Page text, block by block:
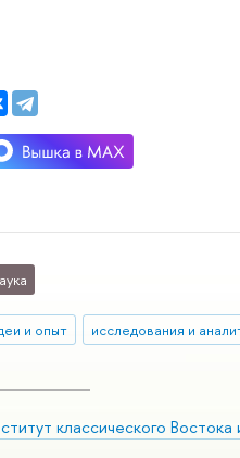
и опыт исследования и
классического Востока